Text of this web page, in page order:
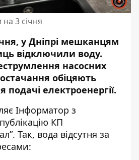
3 січня
у Дніпрі мешканцям
відключили воду.
насосних
обіцяють
подачі електроенергії.
Інформатор з
КП
Так, вода відсутня за